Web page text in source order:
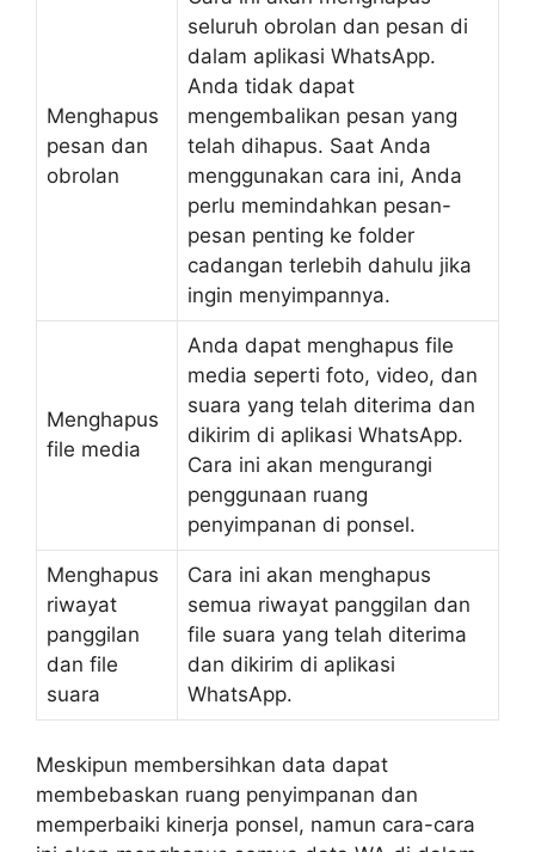
Menghapus
pesan dan
obrolan
seluruh obrolan dan pesan di
dalam aplikasi WhatsApp.
Anda tidak dapat
mengembalikan pesan yang
telah dihapus. Saat Anda
menggunakan cara ini, Anda
perlu memindahkan pesan-
pesan penting ke folder
cadangan terlebih dahulu jika
ingin menyimpannya.
Menghapus
file media
Anda dapat menghapus file
media seperti foto, video, dan
suara yang telah diterima dan
dikirim di aplikasi WhatsApp.
Cara ini akan mengurangi
penggunaan ruang
penyimpanan di ponsel.
Menghapus
riwayat
panggilan
dan file
suara
Cara ini akan menghapus
semua riwayat panggilan dan
file suara yang telah diterima
dan dikirim di aplikasi
WhatsApp.
Meskipun membersihkan data dapat
membebaskan ruang penyimpanan dan
memperbaiki kinerja ponsel, namun cara-cara